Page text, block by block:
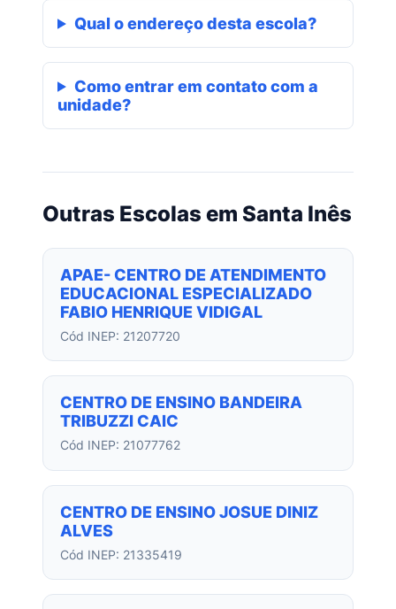
Qual o endereço desta escola?
Como entrar em contato com a
unidade?
Outras Escolas em Santa Inês
APAE- CENTRO DE ATENDIMENTO
EDUCACIONAL ESPECIALIZADO
FABIO HENRIQUE VIDIGAL
Cód INEP: 21207720
CENTRO DE ENSINO BANDEIRA
TRIBUZZI CAIC
Cód INEP: 21077762
CENTRO DE ENSINO JOSUE DINIZ
ALVES
Cód INEP: 21335419